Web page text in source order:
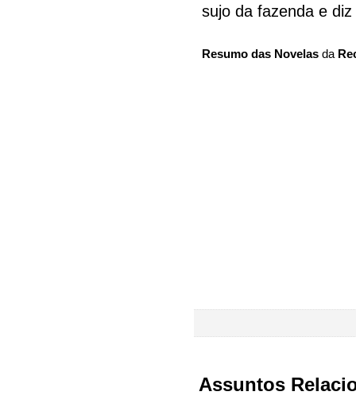
sujo da fazenda e
Resumo das Novelas da
Assuntos